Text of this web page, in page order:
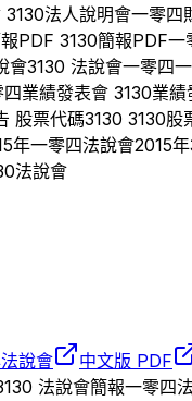
3130法人說明會一零四
PDF 3130簡報PDF一
會3130 法說會一零四
業績發表會 3130業績
股票代碼3130 3130股
年一零四法說會2015年
法說會
說會 中文版 PDF
法說會簡報一零四